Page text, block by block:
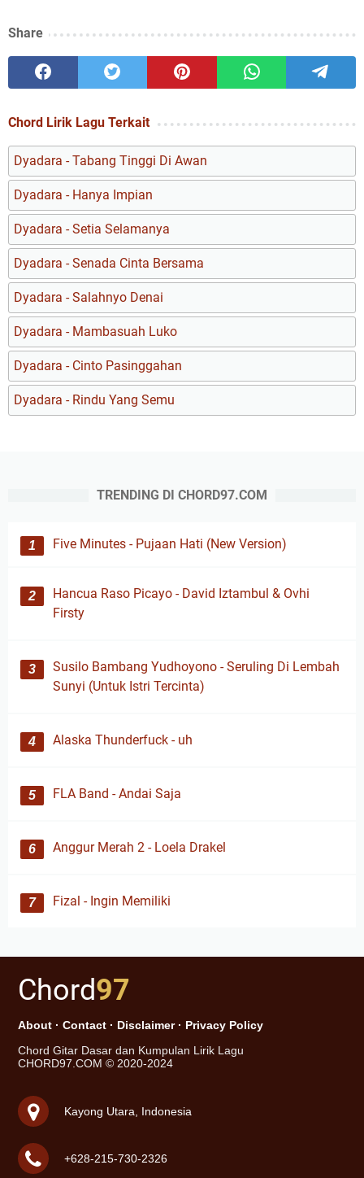
Share
Chord Lirik Lagu Terkait
Dyadara - Tabang Tinggi Di Awan
Dyadara - Hanya Impian
Dyadara - Setia Selamanya
Dyadara - Senada Cinta Bersama
Dyadara - Salahnyo Denai
Dyadara - Mambasuah Luko
Dyadara - Cinto Pasinggahan
Dyadara - Rindu Yang Semu
TRENDING DI CHORD97.COM
Five Minutes - Pujaan Hati (New Version)
Hancua Raso Picayo - David Iztambul & Ovhi
Firsty
Susilo Bambang Yudhoyono - Seruling Di Lembah
Sunyi (Untuk Istri Tercinta)
Alaska Thunderfuck - uh
FLA Band - Andai Saja
Anggur Merah 2 - Loela Drakel
Fizal - Ingin Memiliki
Chord97
About · Contact · Disclaimer· Privacy Policy
Chord Gitar Dasar dan Kumpulan Lirik Lagu
CHORD97.COM © 2020-2024
Kayong Utara, Indonesia
+628-215-730-2326